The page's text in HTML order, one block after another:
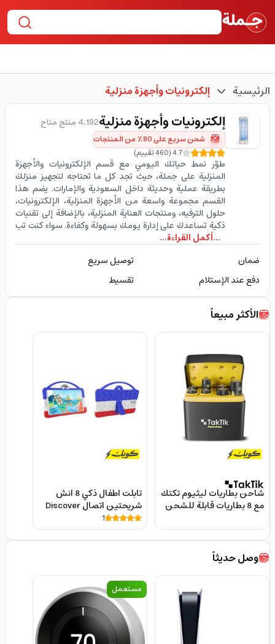
الرئيسية إلكترونيات وأجهزة منزلية
إلكترونيات وأجهزة منزلية4,192 منتج متاح
شحن سريع على 80٪ من المنتجات
4.7
(
460تقييم)
طوّر نمط حياتك اليومي مع قسم الإلكترونيات والأجهزة
المنزلية على جملة، حيث تجد كل ما تحتاجه لتجهيز منزلك
بطريقة عملية وحديثة داخل السعودية والإمارات. يضم هذا
القسم مجموعة واسعة من الأجهزة المنزلية، الإلكترونيات،
حلول الترفيه، ومنتجات العناية المنزلية، بالإضافة إلى تقنيات
ذكية تساعدك على إدارة يومك بسهولة وكفاءة. سواء كنت تب
...أكمل القراءة...
ضمان
توصيل سريع
دفع عند الإستلام
تقسيط
الأكثر مبيعاً
شاحن بطاريات ليثيوم تكتك
مع 8 بطاريات قابلة للشحن
Batteries With Charger
تابلت اطفال ذكي 8 انش
شريحتين اتصال Discover
K13 5G Kids Tablet
1
وصل حديثاً
مستعمل